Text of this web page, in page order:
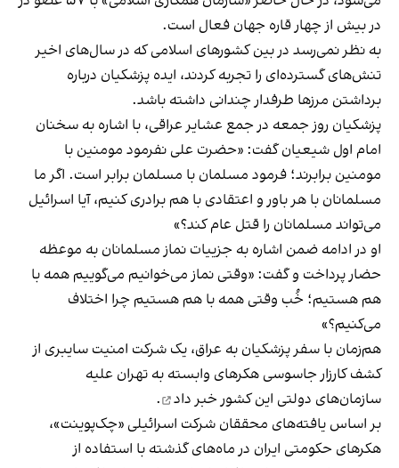
در بیش از چهار قاره جهان فعال است.
به نظر نمی‌رسد در بین کشورهای اسلامی که در سال‌های اخیر
تنش‌های گسترده‌ای را تجربه کردند، ایده‌ پزشکیان درباره
برداشتن مرزها طرفدار چندانی داشته باشد.
پزشکیان روز جمعه در جمع عشایر عراقی، با اشاره به سخنان
امام اول شیعیان گفت: «حضرت علی نفرمود مومنین با
مومنین برابرند؛ فرمود مسلمان با مسلمان برابر است. اگر ما
مسلمانان با هر باور و اعتقادی با هم برادری کنیم، آیا اسرائیل
می‌تواند مسلمانان را قتل عام کند؟»
او در ادامه ضمن اشاره به جزییات نماز مسلمانان به موعظه
حضار پرداخت و گفت: «وقتی نماز می‌خوانیم می‌گوییم همه با
هم هستیم؛ خُب وقتی همه با هم هستیم چرا اختلاف
می‌کنیم؟»
هم‌زمان با سفر پزشکیان به عراق، یک شرکت امنیت سایبری از
کشف کارزار جاسوسی هکرهای وابسته به تهران علیه
سازمان‌های دولتی این کشورخبر داد
.
بر اساس یافته‌های محققان شرکت اسرائیلی «چک‌پوینت»،
هکرهای حکومتی ایران در ماه‌های گذشته با استفاده از